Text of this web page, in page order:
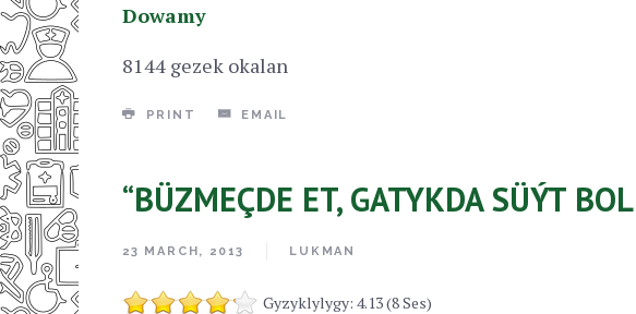
Dowamy
8144 gezek okalan
PRINT EMAIL
“BÜZMEÇDE ET, GATYKDA SÜÝT
23 MARCH, 2013 LUKMAN
Gyzyklylygy: 4.13 (8 Ses)